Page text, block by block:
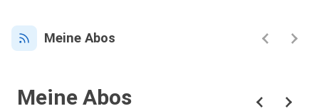
Meine Abos
Meine Abos